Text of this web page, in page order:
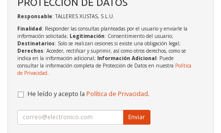
Responsable: TALLERES XUSTAS, S.L.U.
Finalidad: Responder las consultas planteadas por el usuario y enviarle la
información solicitada; Legitimación: Consentimiento del usuario;
Destinatarios: Solo se realizan cesiones si existe una obligación legal;
Derechos: Acceder, rectificar y suprimir, así como otros derechos, como se
indica en la información adicional; Información Adicional: Puede
consultar la información completa de Protección de Datos en nuestra Política
de Privacidad
He leído y acepto la Política de Privacidad.
Enviar